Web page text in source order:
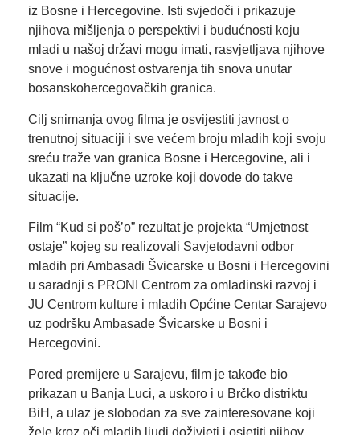
iz Bosne i Hercegovine. Isti svjedoči i prikazuje
njihova mišljenja o perspektivi i budućnosti koju
mladi u našoj državi mogu imati, rasvjetljava njihove
snove i mogućnost ostvarenja tih snova unutar
bosanskohercegovačkih granica.
Cilj snimanja ovog filma je osvijestiti javnost o
trenutnoj situaciji i sve većem broju mladih koji svoju
sreću traže van granica Bosne i Hercegovine, ali i
ukazati na ključne uzroke koji dovode do takve
situacije.
Film “Kud si poš’o” rezultat je projekta “Umjetnost
ostaje” kojeg su realizovali Savjetodavni odbor
mladih pri Ambasadi Švicarske u Bosni i Hercegovini
u saradnji s PRONI Centrom za omladinski razvoj i
JU Centrom kulture i mladih Općine Centar Sarajevo
uz podršku Ambasade Švicarske u Bosni i
Hercegovini.
Pored premijere u Sarajevu, film je takođe bio
prikazan u Banja Luci, a uskoro i u Brčko distriktu
BiH, a ulaz je slobodan za sve zainteresovane koji
žele kroz oči mladih ljudi doživjeti i osjetiti njihov